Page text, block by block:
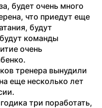
будет очень много
что приедут еще
будут
команды
очень
тренера вынудили
еще несколько лет
три поработать,